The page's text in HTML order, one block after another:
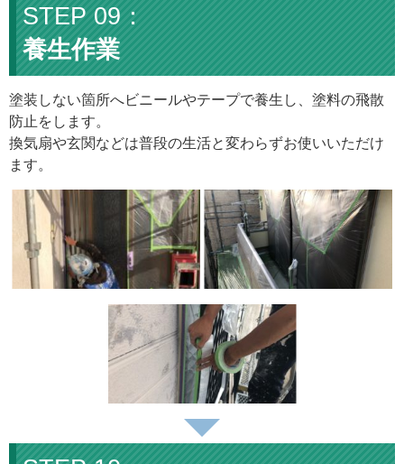
養生作業
塗装しない箇所へビニールやテープで養生し、塗料の飛散
防止をします。
換気扇や玄関などは普段の生活と変わらずお使いいただけ
ます。